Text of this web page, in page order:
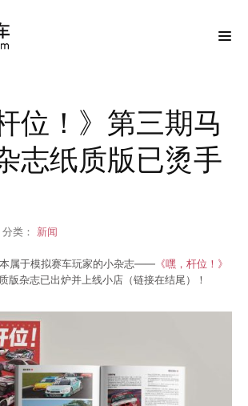
位！》第三期马
志纸质版已烫手
分类： 新闻
属于模拟赛车玩家的小杂志—— 《嘿，杆位！》
版杂志已出炉并上线小店（链接在结尾）！